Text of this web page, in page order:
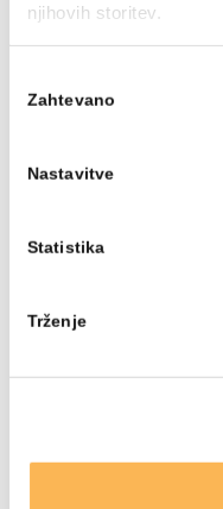
njihovih storitev.
soglasja
Zahtevano
Nastavitve
Statistika
Trženje